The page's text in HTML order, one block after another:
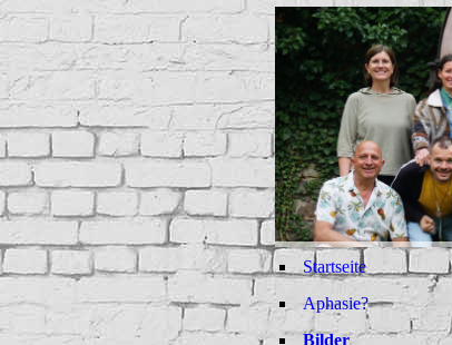
Startseite
Aphasie?
Bilder